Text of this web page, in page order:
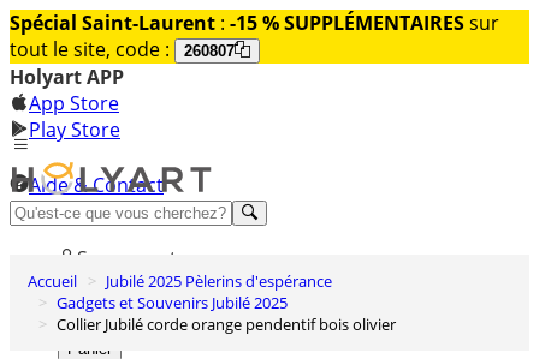
Spécial Saint-Laurent : -15 % SUPPLÉMENTAIRESsur
tout le site, code :
260807
Holyart APP
App Store
Play Store
Aide & Contact
Découvrez Premium
Se connecter
Liste des envies
0
Panier
Accueil
Jubilé 2025 Pèlerins d'espérance
Gadgets et Souvenirs Jubilé 2025
Collier Jubilé corde orange pendentif bois olivier